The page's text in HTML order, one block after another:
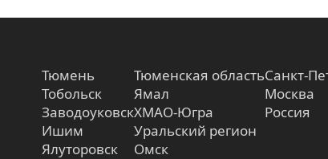
Тюмень
Тобольск
Заводоуковск
Ишим
Ялуторовск
Тюменская область
Ямал
ХМАО-Югра
Уральский регион
Омск
Санкт-
Москва
Россия